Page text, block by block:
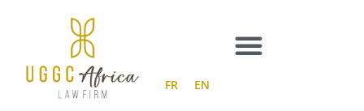
FR EN